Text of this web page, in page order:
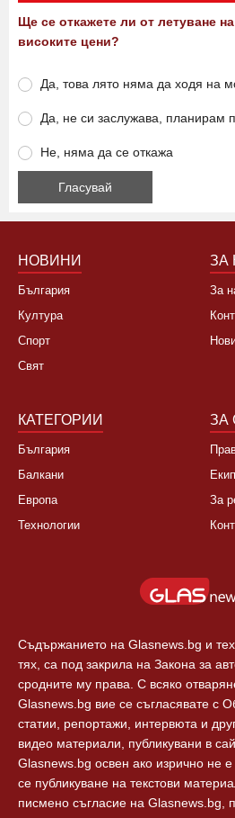
Ще се откажете ли от летуване
високите цени?
Да, това лято няма да ходя на
Да, не си заслужава, планирам
Не, няма да се откажа
НОВИНИ
България
Култура
Спорт
Свят
ЗА
За
КАТЕГОРИИ
България
Балкани
Европа
Технологии
ЗА
Екип
За
Съдържанието на Glasnews.bg и
тях, са под закрила на Закона за
сродните му права. С всяко
Glasnews.bg вие се съгласявате с
статии, репортажи, интервюта и
видео материали, публикувани в
Glasnews.bg освен ако изрично не
се публикуване на текстови
писмено съгласие на Glasnews.bg,